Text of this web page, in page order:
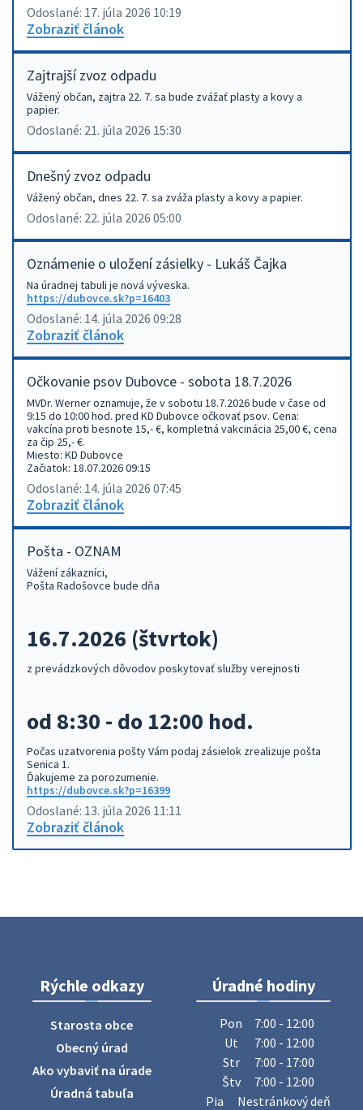
Odoslané: 17. júla 2026 10:19
Zobraziť článok
Zajtrajší zvoz odpadu
Vážený občan, zajtra 22. 7. sa bude zvážať plasty a kovy a
papier.
Odoslané: 21. júla 2026 15:30
Dnešný zvoz odpadu
Vážený občan, dnes 22. 7. sa zváža plasty a kovy a papier.
Odoslané: 22. júla 2026 05:00
Oznámenie o uložení zásielky - Lukáš Čajka
Na úradnej tabuli je nová výveska.
https://dubovce.sk?p=16403
Odoslané: 14. júla 2026 09:28
Zobraziť článok
Očkovanie psov Dubovce - sobota 18.7.2026
MVDr. Werner oznamuje, že v sobotu 18.7.2026 bude v čase od
9:15 do 10:00 hod. pred KD Dubovce očkovať psov. Cena:
vakcína proti besnote 15,- €, kompletná vakcinácia 25,00 €, cena
za čip 25,- €.
Miesto: KD Dubovce
Začiatok: 18.07.2026 09:15
Odoslané: 14. júla 2026 07:45
Zobraziť článok
Pošta - OZNAM
Vážení zákazníci,
Pošta Radošovce bude dňa
16.7.2026 (štvrtok)
z prevádzkových dôvodov poskytovať služby verejnosti
od 8:30 - do 12:00 hod.
Počas uzatvorenia pošty Vám podaj zásielok zrealizuje pošta
Senica 1.
Ďakujeme za porozumenie.
https://dubovce.sk?p=16399
Odoslané: 13. júla 2026 11:11
Zobraziť článok
Rýchle odkazy
Starosta obce
Obecný úrad
Ako vybaviť na úrade
Úradná tabuľa
Úradné hodiny
Pon
7:00 - 12:00
Ut
7:00 - 12:00
Str
7:00 - 17:00
Štv
7:00 - 12:00
Pia
Nestránkový deň